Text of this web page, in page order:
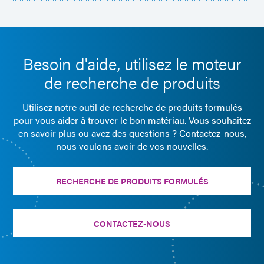
Besoin d'aide, utilisez le moteur
de recherche de produits
Utilisez notre outil de recherche de produits formulés
pour vous aider à trouver le bon matériau. Vous souhaitez
en savoir plus ou avez des questions ? Contactez-nous,
nous voulons avoir de vos nouvelles.
RECHERCHE DE PRODUITS FORMULÉS
CONTACTEZ-NOUS